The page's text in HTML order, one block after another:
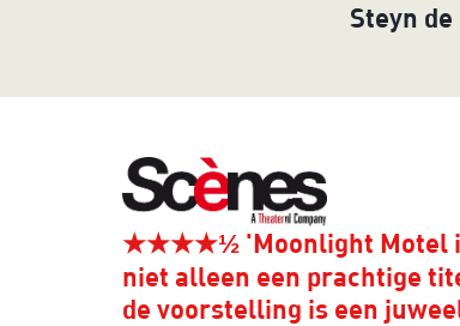
Steyn
★★★★½ 'Moonlight Motel
niet alleen een prachtige
de voorstelling is een